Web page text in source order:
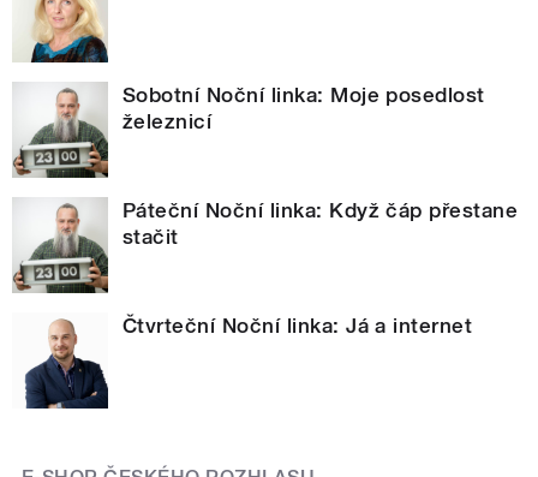
Sobotní Noční linka: Moje posedlost
železnicí
Páteční Noční linka: Když čáp přestane
stačit
Čtvrteční Noční linka: Já a internet